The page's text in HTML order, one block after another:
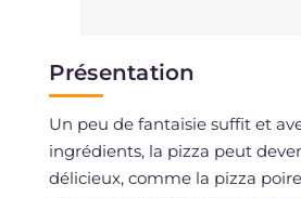
Présentation
Un peu de fantaisie suffit et
ingrédients, la pizza peut
délicieux, comme la pizza